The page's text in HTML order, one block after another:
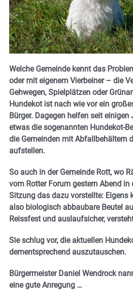
Welche Gemeinde kennt das
oder mit eigenem Vierbeiner – die
Gehwegen, Spielplätzen oder
Hundekot ist nach wie vor ein
Bürger. Dagegen helfen seit
etwas die sogenannten Hundekot-
die Gemeinden mit Abfallbehältern
aufstellen.
So auch in der Gemeinde Rott, wo
vom Rotter Forum gestern Abend in
Sitzung das dazu vorstellte: Eigens
also biologisch abbaubare Beutel
Reissfest und auslaufsicher,
Sie schlug vor, die aktuellen
dementsprechend auszutauschen.
Bürgermeister Daniel Wendrock
eine gute Anregung …